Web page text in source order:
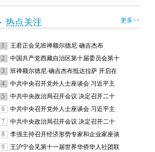
热点关注 更多>>
1
王君正会见班禅额尔德尼·确吉杰布
2
中国共产党西藏自治区第十届委员会第十
3
班禅额尔德尼·确吉杰布抵达拉萨 开启在
4
中共中央召开党外人士座谈会 习近平主
5
中共中央政治局召开会议 决定召开二十
6
中共中央召开党外人士座谈会 习近平主
7
中共中央政治局召开会议 决定召开二十
8
李强主持召开经济形势专家和企业家座谈
9
王沪宁会见第十一届世界华侨华人社团联